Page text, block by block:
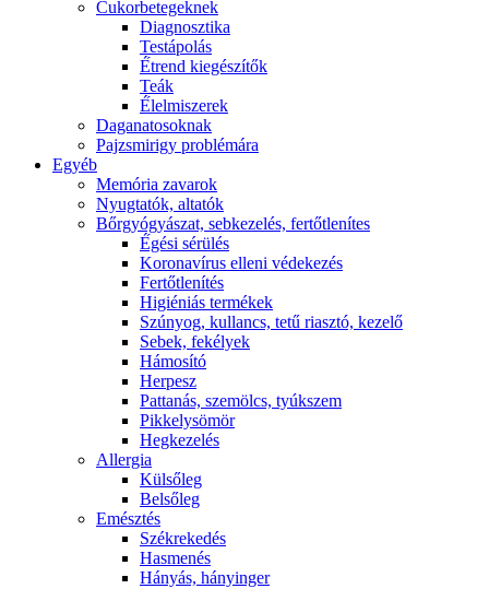
Cukorbetegeknek
Diagnosztika
Testápolás
É́trend kiegészítők
Teák
É́lelmiszerek
Daganatosoknak
Pajzsmirigy problémára
Egyéb
Memória zavarok
Nyugtatók, altatók
Bőrgyógyászat, sebkezelés, fertőtlenítes
É́gési sérülés
Koronavírus elleni védekezés
Fertőtlenítés
Higiéniás termékek
Szúnyog, kullancs, tetű riasztó, kezelő
Sebek, fekélyek
Hámosító
Herpesz
Pattanás, szemölcs, tyúkszem
Pikkelysömör
Hegkezelés
Allergia
Külsőleg
Belsőleg
Emésztés
Székrekedés
Hasmenés
Hányás, hányinger